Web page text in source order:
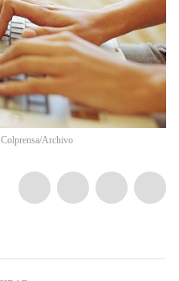
Colprensa/Archivo